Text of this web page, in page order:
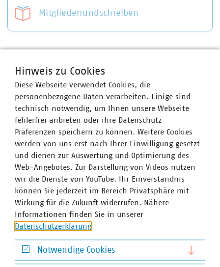
Mitgliederrundschreiben
Ansprechpartner
Hinweis zu Cookies
Diese Webseite verwendet Cookies, die
personenbezogene Daten verarbeiten. Einige sind
technisch notwendig, um Ihnen unsere Webseite
fehlerfrei anbieten oder ihre Datenschutz-
Präferenzen speichern zu können. Weitere Cookies
werden von uns erst nach Ihrer Einwilligung gesetzt
und dienen zur Auswertung und Optimierung des
Web-Angebotes. Zur Darstellung von Videos nutzen
wir die Dienste von YouTube. Ihr Einverständnis
können Sie jederzeit im Bereich Privatsphäre mit
Wirkung für die Zukunft widerrufen. Nähere
Informationen finden Sie in unserer
Datenschutzerklärung
Notwendige Cookies
Notwendige Cookies